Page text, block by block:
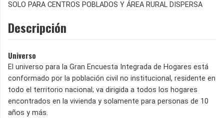
SOLO PARA CENTROS POBLADOS Y ÁREA RURAL DISPERSA
Descripción
Universo
El universo para la Gran Encuesta Integrada de Hogares está
conformado por la población civil no institucional, residente en
todo el territorio nacional; va dirigida a todos los hogares
encontrados en la vivienda y solamente para personas de 10
años y más.